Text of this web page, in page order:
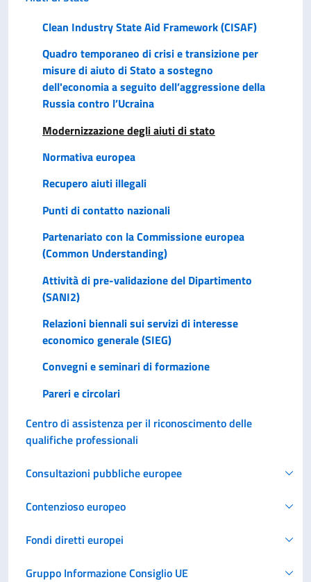
Clean Industry State Aid Framework (CISAF)
Quadro temporaneo di crisi e transizione per
misure di aiuto di Stato a sostegno
dell'economia a seguito dell’aggressione della
Russia contro l’Ucraina
Modernizzazione degli aiuti di stato
Normativa europea
Recupero aiuti illegali
Punti di contatto nazionali
Partenariato con la Commissione europea
(Common Understanding)
Attività di pre-validazione del Dipartimento
(SANI2)
Relazioni biennali sui servizi di interesse
economico generale (SIEG)
Convegni e seminari di formazione
Pareri e circolari
Centro di assistenza per il riconoscimento delle
qualifiche professionali
Consultazioni pubbliche europee
Contenzioso europeo
Fondi diretti europei
Gruppo Informazione Consiglio UE